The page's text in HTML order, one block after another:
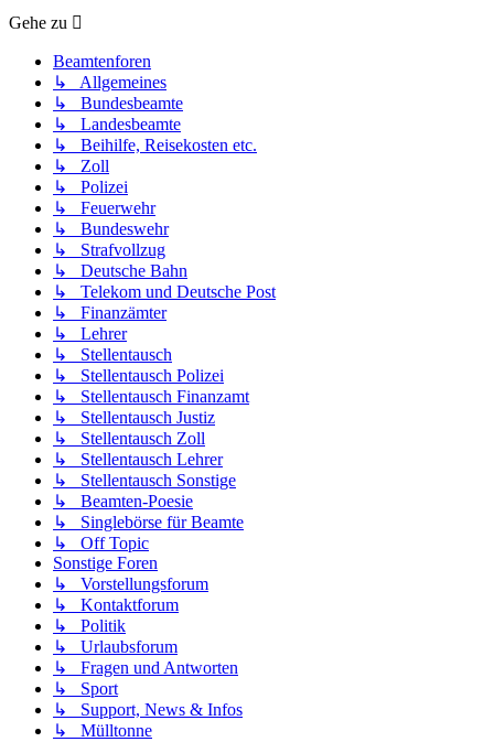
Gehe zu
Beamtenforen
↳ Allgemeines
↳ Bundesbeamte
↳ Landesbeamte
↳ Beihilfe, Reisekosten etc.
↳ Zoll
↳ Polizei
↳ Feuerwehr
↳ Bundeswehr
↳ Strafvollzug
↳ Deutsche Bahn
↳ Telekom und Deutsche Post
↳ Finanzämter
↳ Lehrer
↳ Stellentausch
↳ Stellentausch Polizei
↳ Stellentausch Finanzamt
↳ Stellentausch Justiz
↳ Stellentausch Zoll
↳ Stellentausch Lehrer
↳ Stellentausch Sonstige
↳ Beamten-Poesie
↳ Singlebörse für Beamte
↳ Off Topic
Sonstige Foren
↳ Vorstellungsforum
↳ Kontaktforum
↳ Politik
↳ Urlaubsforum
↳ Fragen und Antworten
↳ Sport
↳ Support, News & Infos
↳ Mülltonne